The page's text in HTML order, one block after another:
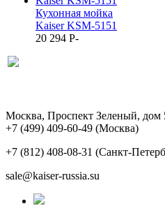
Кухонная мойка
Kaiser KSM-5151
20 294 P-
Москва, Проспект Зеленый, дом
+7 (499) 409-60-49 (Москва)
+7 (812) 408-08-31 (Санкт-
sale@kaiser-russia.su